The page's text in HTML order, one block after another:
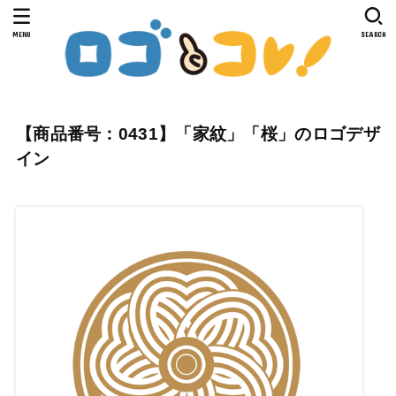
SEARCH
MENU
【商品番号：0431】「家紋」「桜」のロゴデザ
イン